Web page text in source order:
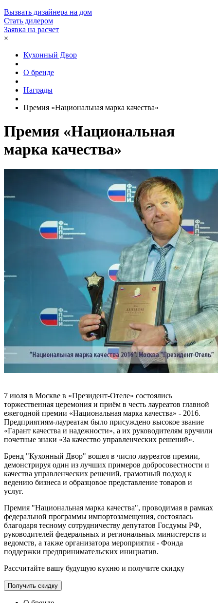
Вызвать дизайнера на дом
Стать дилером
Заявка на расчет
×
Кухонный Двор
О бренде
Награды
Премия «Национальная марка качества»
Премия «Национальная
марка качества»
7 июля в Москве в «Президент-Отеле» состоялись
торжественная церемония и приём в честь лауреатов главной
ежегодной премии «Национальная марка качества» - 2016.
Предприятиям-лауреатам было присуждено высокое звание
«Гарант качества и надежности», а их руководителям вручили
почетные знаки «За качество управленческих решений».
Бренд "Кухонный Двор" вошел в число лауреатов премии,
демонстрируя один из лучших примеров добросовестности и
качества управленческих решений, грамотный подход к
ведению бизнеса и образцовое представление товаров и
услуг.
Премия "Национальная марка качества", проводимая в рамках
федеральной программы импортозамещения, состоялась
благодаря тесному сотрудничеству депутатов Госдумы РФ,
руководителей федеральных и региональных министерств и
ведомств, а также организатора мероприятия - Фонда
поддержки предпринимательских инициатив.
Рассчитайте вашу будущую кухню и получите скидку
Получить скидку